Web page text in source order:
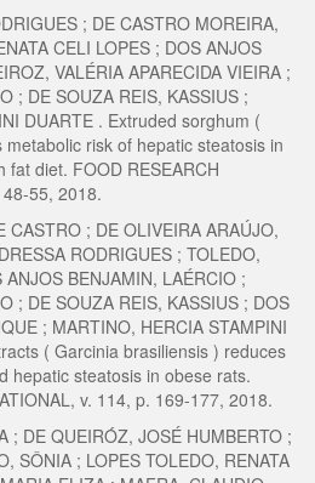
; DE CASTRO MOREIRA,
CELI LOPES ; DOS ANJOS
VALÉRIA APARECIDA VIEIRA ;
; DE SOUZA REIS, KASSIUS ;
DUARTE . Extruded sorghum (
risk of hepatic steatosis in
diet. FOOD RESEARCH
55, 2018.
CASTRO ; DE OLIVEIRA ARAÚJO,
RODRIGUES ; TOLEDO,
BENJAMIN, LAÉRCIO ;
; DE SOUZA REIS, KASSIUS ; DOS
; MARTINO, HERCIA STAMPINI
( Garcinia brasiliensis ) reduces
hepatic steatosis in obese rats.
v. 114, p. 169-177, 2018.
; DE QUEIRÓZ, JOSÉ HUMBERTO ;
SÔNIA ; LOPES TOLEDO, RENATA